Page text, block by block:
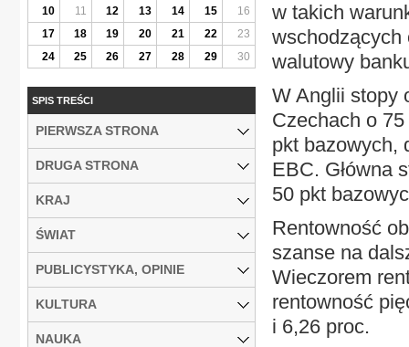
w takich
wschodzących
walutowy
W Anglii stopy
Czechach o
pkt bazowych,
EBC. Główna
50 pkt
Rentowność
szanse na
Wieczorem
rentowność
i 6,26 proc.
10
11 12 13 14 15
16
17
18 19 20 21 22
23
24
25 26 27 28 29 30
SPIS TREŚCI
PIERWSZA STRONA
DRUGA STRONA
KRAJ
ŚWIAT
PUBLICYSTYKA, OPINIE
KULTURA
NAUKA